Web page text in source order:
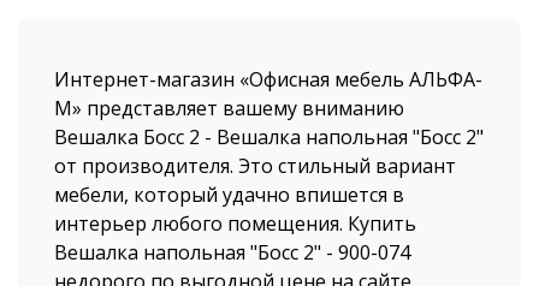
Интернет-магазин «Офисная мебель АЛЬФА-
М» представляет вашему вниманию
Вешалка Босс 2 - Вешалка напольная "Босс 2"
от производителя. Это стильный вариант
мебели, который удачно впишется в
интерьер любого помещения. Купить
Вешалка напольная "Босс 2" - 900-074